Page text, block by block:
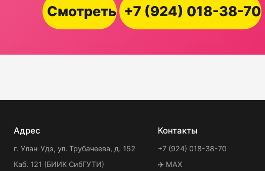
Смотреть +7 (924) 018-38-70
Адрес
г. Улан-Удэ, ул. Трубачеева, д. 152
Каб. 121 (БИИК СибГУТИ)
Контакты
+7 (924) 018-38-70
✈️ MAX